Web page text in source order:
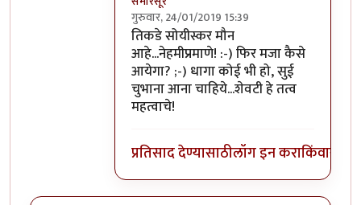
गुरुवार, 24/01/2019 15:39
In reply toशाब्दिक मारामारी फक्त ठराविक
तिकडे सोयीस्कर मौन
आहे...नेहमीप्रमाणे! :-) फिर मजा कैसे
आयेगा? ;-) धागा कोई भी हो, सुई
चुभाना आना चाहिये...शेवटी हे तत्व
महत्वाचे!
प्रतिसाद देण्यासाठीलॉग इन कराकिंवा